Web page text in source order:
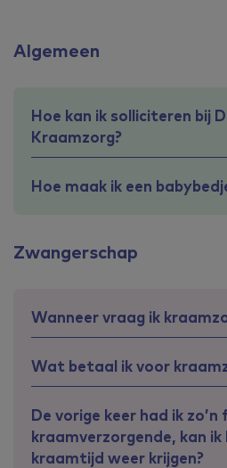
Algemeen
Hoe kan ik solliciteren bij
Kraamzorg?
Hoe maak ik een
Zwangerschap
Wanneer vraag ik
Wat betaal ik voor
De vorige keer had ik zo’n
kraamverzorgende, kan ik
kraamtijd weer krijgen?